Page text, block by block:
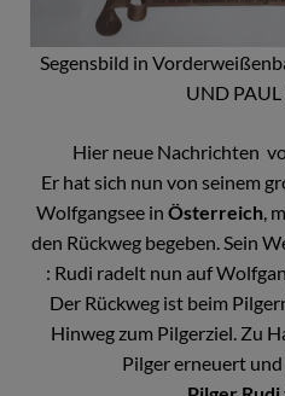
Segensbild in
UND
Hier neue Nachrichten
Er hat sich nun von seinem
Wolfgangsee in Österreich,
den Rückweg begeben. Sein
: Rudi radelt nun auf
Der Rückweg ist beim
Hinweg zum Pilgerziel. Zu
Pilger erneuert